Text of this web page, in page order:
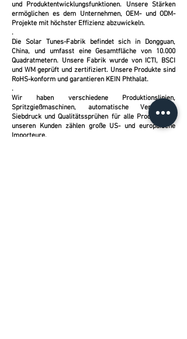
und Produktentwicklungsfunktionen. Unsere Stärken
ermöglichen es dem Unternehmen, OEM- und ODM-
Projekte mit höchster Effizienz abzuwickeln.
.
Die Solar Tunes-Fabrik befindet sich in Dongguan,
China, und umfasst eine Gesamtfläche von 10.000
Quadratmetern. Unsere Fabrik wurde von ICTI, BSCI
und WM geprüft und zertifiziert. Unsere Produkte sind
RoHS-konform und garantieren KEIN Phthalat.
.
Wir haben verschiedene Produktionslinien,
Spritzgießmaschinen, automatische Verklebung,
Siebdruck und Qualitätssprühen für alle Produkte. Zu
unseren Kunden zählen große US- und europäische
Importeure.